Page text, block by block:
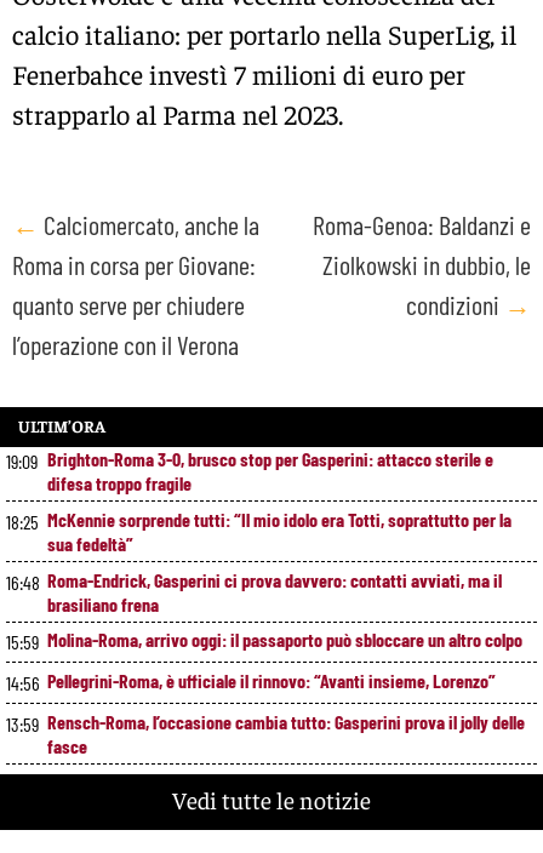
calcio italiano: per portarlo nella SuperLig, il
Fenerbahce investì 7 milioni di euro per
strapparlo al Parma nel 2023.
Post
navigation
← Calciomercato, anche la
Roma in corsa per Giovane:
quanto serve per chiudere
l’operazione con il Verona
Roma-Genoa: Baldanzi e
Ziolkowski in dubbio, le
condizioni →
ULTIM’ORA
19:09 Brighton-Roma 3-0, brusco stop per Gasperini: attacco sterile e
difesa troppo fragile
18:25 McKennie sorprende tutti: “Il mio idolo era Totti, soprattutto per la
sua fedeltà”
16:48 Roma-Endrick, Gasperini ci prova davvero: contatti avviati, ma il
brasiliano frena
15:59 Molina-Roma, arrivo oggi: il passaporto può sbloccare un altro colpo
14:56 Pellegrini-Roma, è ufficiale il rinnovo: “Avanti insieme, Lorenzo”
13:59 Rensch-Roma, l’occasione cambia tutto: Gasperini prova il jolly delle
fasce
Kumbulla lascia la Roma: ufficiale il prestito al Rayo Vallecano
11:49
Vedi tutte le notizie